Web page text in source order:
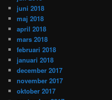
juni 2018
maj 2018
april 2018
mars 2018
februari 2018
januari 2018
december 2017
november 2017
oktober 2017